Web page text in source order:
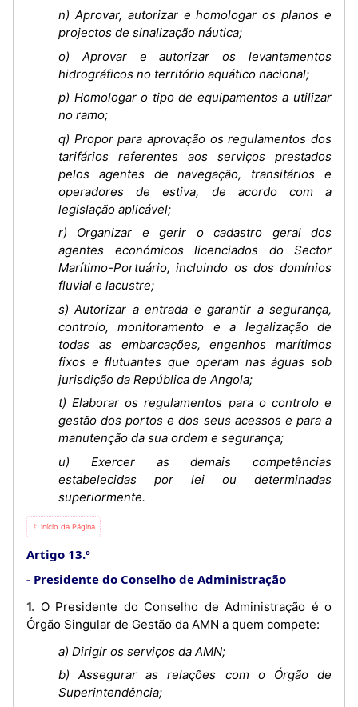
n) Aprovar, autorizar e homologar os planos e
projectos de sinalização náutica;
o) Aprovar e autorizar os levantamentos
hidrográficos no território aquático nacional;
p) Homologar o tipo de equipamentos a utilizar
no ramo;
q) Propor para aprovação os regulamentos dos
tarifários referentes aos serviços prestados
pelos agentes de navegação, transitários e
operadores de estiva, de acordo com a
legislação aplicável;
r) Organizar e gerir o cadastro geral dos
agentes económicos licenciados do Sector
Marítimo-Portuário, incluindo os dos domínios
fluvial e lacustre;
s) Autorizar a entrada e garantir a segurança,
controlo, monitoramento e a legalização de
todas as embarcações, engenhos marítimos
fixos e flutuantes que operam nas águas sob
jurisdição da República de Angola;
t) Elaborar os regulamentos para o controlo e
gestão dos portos e dos seus acessos e para a
manutenção da sua ordem e segurança;
u) Exercer as demais competências
estabelecidas por lei ou determinadas
superiormente.
⇡ Início da Página
Artigo 13.º
Presidente do Conselho de Administração
1. O Presidente do Conselho de Administração é o
Órgão Singular de Gestão da AMN a quem compete:
a) Dirigir os serviços da AMN;
b) Assegurar as relações com o Órgão de
Superintendência;